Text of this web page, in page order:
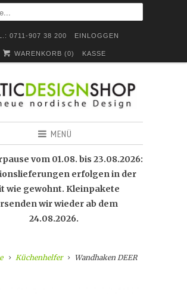
0711-907 38 200 EINLOGGEN
WARENKORB (0) KASSE
MENÜ
vom 01.08. bis 23.08.2026:
erfolgen in der
wie gewohnt. Kleinpakete
wir wieder ab dem
24.08.2026.
Küchenhelfer Wandhaken DEER